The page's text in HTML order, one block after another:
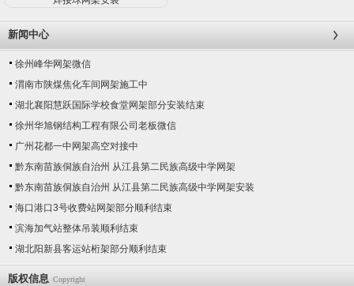
新闻中心
徐州峰华网架微信
渭南市陕煤焦化车间网架施工中
湖北襄阳慧跃国际学校食堂网架部分安装结束
徐州华旭钢结构工程有限公司老板微信
广州花都一中网架高空对接中
黔东南苗族侗族自治州 从江县第二民族高级中学网架
黔东南苗族侗族自治州 从江县第二民族高级中学网架安装
海口港口3号收费站网架部分顺利结束
滨海加气站整体吊装顺利结束
湖北阳新县客运站桁架部分顺利结束
版权信息 Copyright